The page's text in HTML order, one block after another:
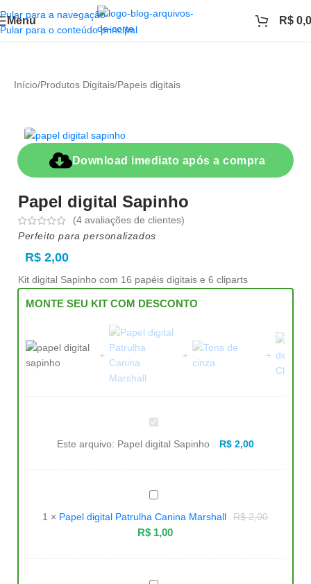
Pular para a navegação
Pular para o conteúdo principal
Menu R$
Início/Produtos Digitais/Papeis digitais
Download imediato após a compra
Papel digital Sapinho
(4 avaliações de clientes)
Perfeito para personalizados
R$ 2,00
Kit digital Sapinho com 16 papéis digitais e 6 cliparts
MONTE SEU KIT COM DESCONTO
Papel
digital
Este arquivo: Papel digital Sapinho R$2,00
Papel
digital
Canina
Marshall
1 × Papel digital Patrulha Canina Marshall R$2,00
R$ 1,00
Papel